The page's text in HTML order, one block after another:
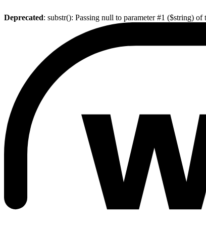
Deprecated: substr(): Passing null to parameter #1 ($string) of